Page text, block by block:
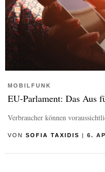
MOBILFUNK
EU-Parlament: Das Aus
Verbraucher können
VON SOFIA TAXIDIS | 6.